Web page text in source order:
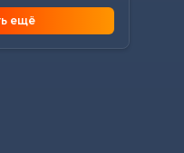
10:56
организмом,
проходить
ещё